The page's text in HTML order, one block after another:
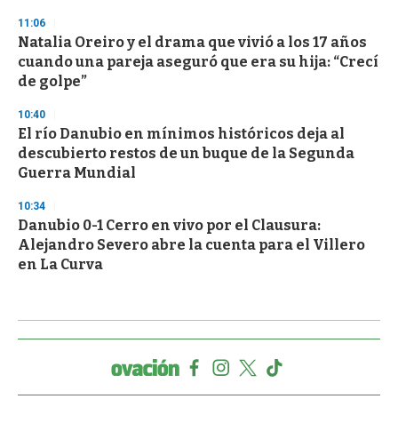
11:06
Natalia Oreiro y el drama que vivió a los 17 años
cuando una pareja aseguró que era su hija: “Crecí
de golpe”
10:40
El río Danubio en mínimos históricos deja al
descubierto restos de un buque de la Segunda
Guerra Mundial
10:34
Danubio 0-1 Cerro en vivo por el Clausura:
Alejandro Severo abre la cuenta para el Villero
en La Curva